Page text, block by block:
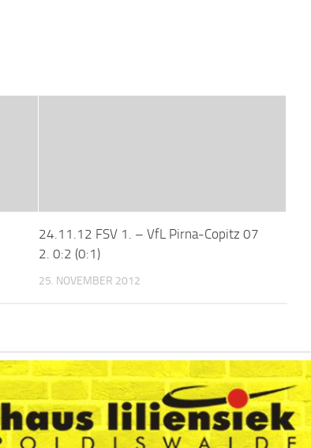
24.11.12 FSV 1. – VfL Pirna-Copitz 07
2. 0:2 (0:1)
25. NOVEMBER 2012